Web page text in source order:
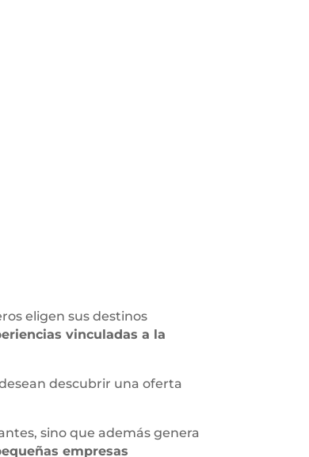
eligen sus destinos
vinculadas a la
descubrir una oferta
sino que además genera
empresas